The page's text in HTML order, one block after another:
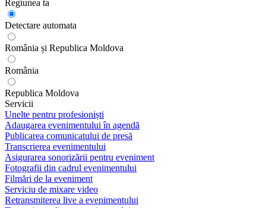
Regiunea ta
Detectare automata
România și Republica Moldova
România
Republica Moldova
Servicii
Unelte pentru profesioniști
Adaugarea evenimentului în agendă
Publicarea comunicatului de presă
Transcrierea evenimentului
Asigurarea sonorizării pentru eveniment
Fotografii din cadrul evenimentului
Filmări de la eveniment
Serviciu de mixare video
Retransmiterea live a evenimentului